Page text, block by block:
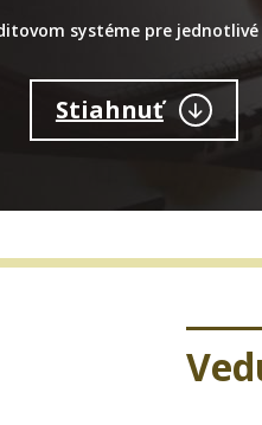
systéme pre
Stiahnuť